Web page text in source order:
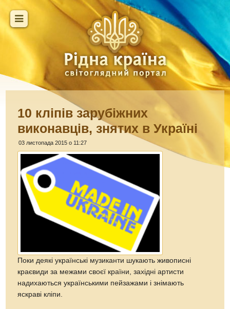
10 кліпів зарубіжних
виконавців, знятих в Україні
03 листопада 2015 о 11:27
Поки деякі українські музиканти шукають живописні
краєвиди за межами своєї країни, західні артисти
надихаються українськими пейзажами і знімають
яскраві кліпи.